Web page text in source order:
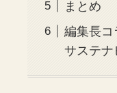
まとめ
編集長コ
サステナ